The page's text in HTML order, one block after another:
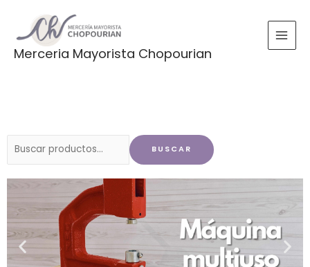
contenido
Merceria Mayorista Chopourian
Buscar
BUSCAR